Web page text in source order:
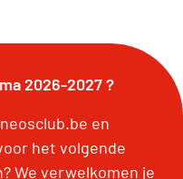
2026-2027 ?
en
het volgende
We verwelkomen je